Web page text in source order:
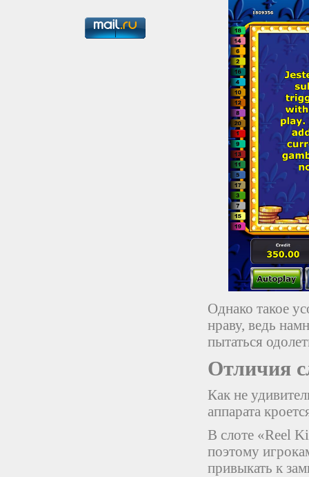
Однако такое
нраву, ведь
пытаться
Отличия
Как не
аппарата
В слоте «Reel
поэтому
привыкать к